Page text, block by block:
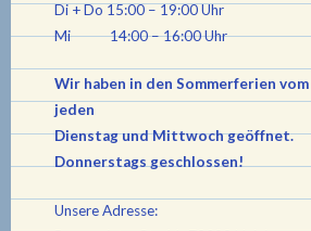
Di + Do 15:00 – 19:00 Uhr
Mi 14:00 – 16:00 Uhr
Wir haben in den Sommerferien vom
jeden
Dienstag und Mittwoch geöffnet.
Donnerstags geschlossen!
Unsere Adresse: